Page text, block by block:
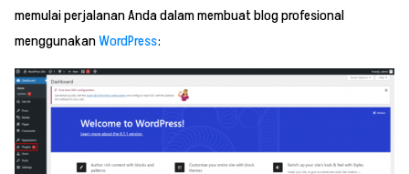
memulai perjalanan Anda dalam membuat blog profesional
menggunakanWordPress: